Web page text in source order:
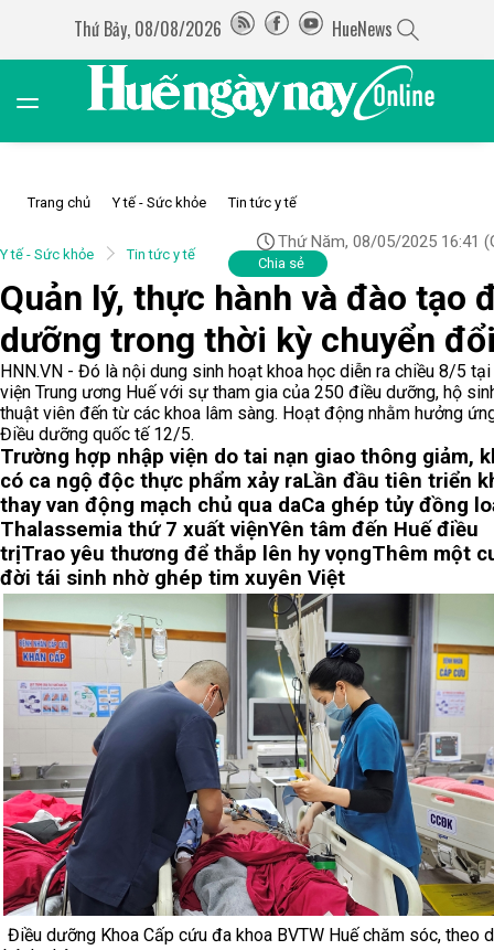
Thứ Bảy, 08/08/2026 HueNews
Trang chủ Y tế - Sức khỏe Tin tức y tế
Y tế - Sức khỏe Tin tức y tế
Thứ Năm, 08/05/2025 16:41
Chia sẻ
Quản lý, thực hành và đào tạo
dưỡng trong thời kỳ chuyển
HNN.VN - Đó là nội dung sinh hoạt khoa học diễn ra chiều 8/5 tại
viện Trung ương Huế với sự tham gia của 250 điều dưỡng, hộ
thuật viên đến từ các khoa lâm sàng. Hoạt động nhằm hưởng
Điều dưỡng quốc tế 12/5.
Trường hợp nhập viện do tai nạn giao thông giảm,
có ca ngộ độc thực phẩm xảy raLần đầu tiên triển
thay van động mạch chủ qua daCa ghép tủy đồng
Thalassemia thứ 7 xuất việnYên tâm đến Huế điều
trịTrao yêu thương để thắp lên hy vọngThêm một
đời tái sinh nhờ ghép tim xuyên Việt
Điều dưỡng Khoa Cấp cứu đa khoa BVTW Huế chăm sóc, theo